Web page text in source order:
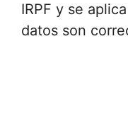
IRPF y se
datos son